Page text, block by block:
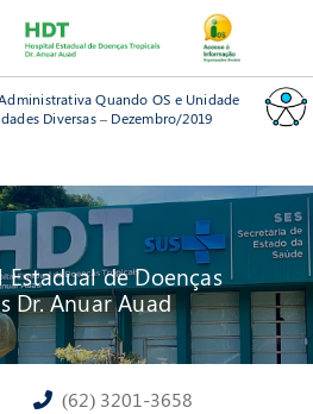
Quando OS e Unidade
Diversas – Dezembro/2019
Estadual de Doenças
Dr. Anuar Auad
(62) 3201-3658